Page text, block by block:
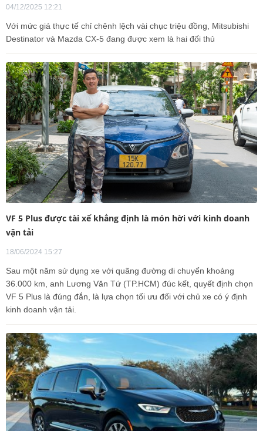
04/12/2025 12:21
Với mức giá thực tế chỉ chênh lệch vài chục triệu đồng, Mitsubishi
Destinator và Mazda CX-5 đang được xem là hai đối thủ
VF 5 Plus được tài xế khẳng định là món hời với kinh doanh
vận tải
18/06/2024 15:27
Sau một năm sử dụng xe với quãng đường di chuyển khoảng
36.000 km, anh Lương Văn Tứ (TP.HCM) đúc kết, quyết định chọn
VF 5 Plus là đúng đắn, là lựa chọn tối ưu đối với chủ xe có ý định
kinh doanh vận tải.